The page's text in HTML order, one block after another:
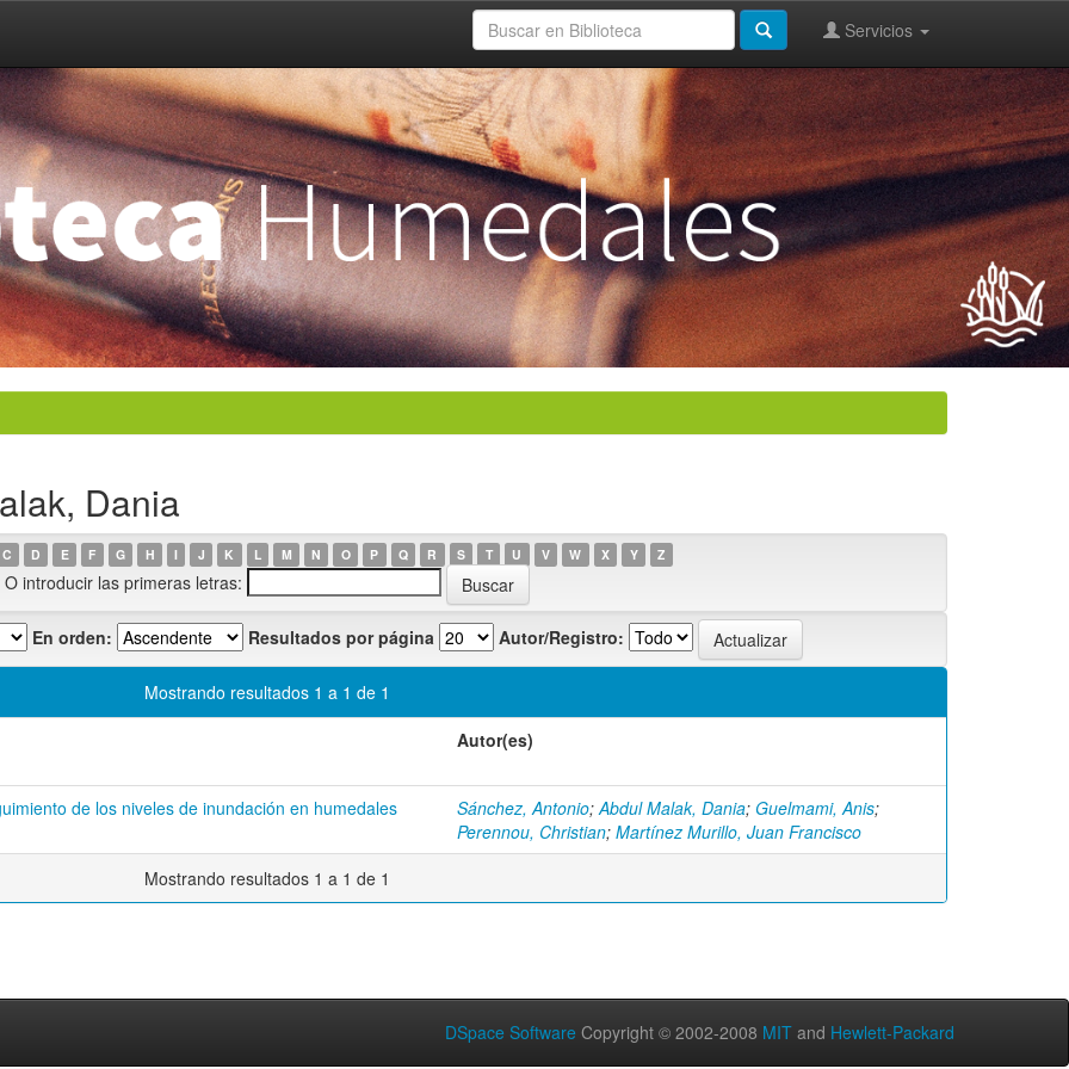
Servicios
Dania
C D E F G H I J K L M N O P Q R S T U V W X Y Z
O introducir las primeras letras:
En orden: Resultados por página Autor/Registro:
Mostrando resultados 1 a 1 de 1
Autor(es)
de los niveles de inundación en humedales
Sánchez, Antonio;Abdul Malak, Dania; Guelmami, Anis;
Perennou, Christian; Martínez Murillo, Juan Francisco
Mostrando resultados 1 a 1 de 1
DSpace Software Copyright © 2002-2008 MIT and Hewlett-Packard